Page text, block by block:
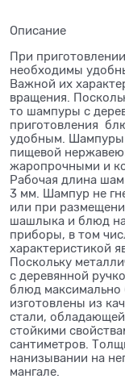
Описание
При
необходимы
Важной их
вращения.
то шампуры с
приготовления
удобным. Шампуры
пищевой
жаропрочными и
Рабочая длина
3 мм. Шампур не
или при
шашлыка и блюд
приборы, в том
характеристикой
Поскольку
с деревянной
блюд
изготовлены из
стали,
стойкими
сантиметров.
нанизывании на
мангале.